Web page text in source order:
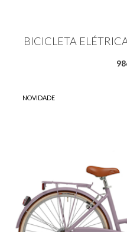
BICICLETA
NOVIDADE